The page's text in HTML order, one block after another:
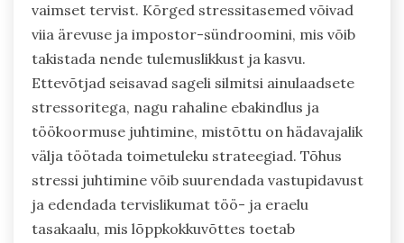
vaimset tervist. Kõrged stressitasemed võivad
viia ärevuse ja impostor-sündroomini, mis võib
takistada nende tulemuslikkust ja kasvu.
Ettevõtjad seisavad sageli silmitsi ainulaadsete
stressoritega, nagu rahaline ebakindlus ja
töökoormuse juhtimine, mistõttu on hädavajalik
välja töötada toimetuleku strateegiad. Tõhus
stressi juhtimine võib suurendada vastupidavust
ja edendada tervislikumat töö- ja eraelu
tasakaalu, mis lõppkokkuvõttes toetab